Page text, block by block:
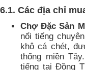
6.1. Các địa chỉ
Chợ Đặc Sản
nổi tiếng
khô cá chét,
thống miền
tiếng tại Đồng